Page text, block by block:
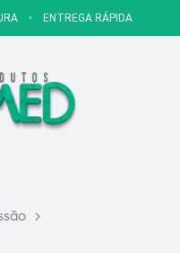
• ENTREGA RÁPIDA
>